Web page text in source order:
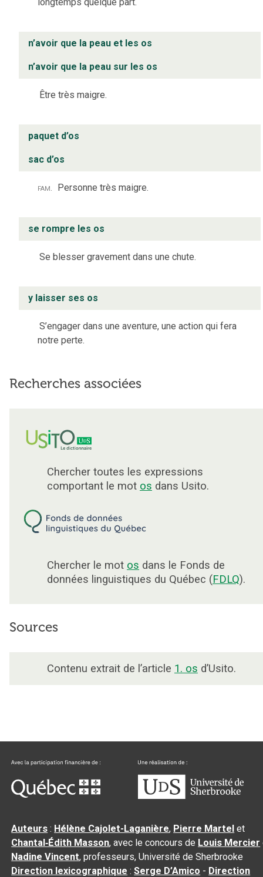
n’avoir que la peau et les os
n’avoir que la peau sur les os
Être très maigre.
paquet d’os
sac d’os
fam. Personne très maigre.
se rompre les os
Se blesser gravement dans une chute.
y laisser ses os
S’engager dans une aventure, une action qui fera
notre perte.
Recherches associées
Chercher toutes les expressions
comportant le mot os dans Usito.
Chercher le mot os dans le Fonds de
données linguistiques du Québec (FDLQ).
Sources
Contenu extrait de l’article 1. os d’Usito.
Auteurs : Hélène Cajolet-Laganière, Pierre Martel et
Chantal‑Édith Masson, avec le concours de Louis Mercier
Nadine Vincent, professeurs, Université de Sherbrooke
Direction lexicographique :Serge D’Amico - Direction